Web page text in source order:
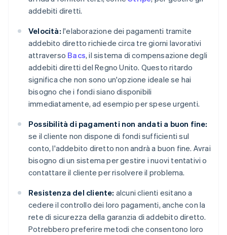
addebiti diretti.
Velocità: l'elaborazione dei pagamenti tramite
addebito diretto richiede circa tre giorni lavorativi
attraverso Bacs, il sistema di compensazione degli
addebiti diretti del Regno Unito. Questo ritardo
significa che non sono un'opzione ideale se hai
bisogno che i fondi siano disponibili
immediatamente, ad esempio per spese urgenti.
Possibilità di pagamenti non andati a buon fine:
se il cliente non dispone di fondi sufficienti sul
conto, l'addebito diretto non andrà a buon fine. Avrai
bisogno di un sistema per gestire i nuovi tentativi o
contattare il cliente per risolvere il problema.
Resistenza del cliente: alcuni clienti esitano a
cedere il controllo dei loro pagamenti, anche con la
rete di sicurezza della garanzia di addebito diretto.
Potrebbero preferire metodi che consentono loro